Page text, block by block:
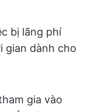
bị lãng phí
gian dành cho
gia vào